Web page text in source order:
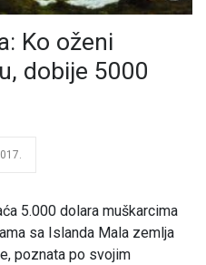
Ko oženi
dobije 5000
5.000 dolara muškarcima
sa Islanda Mala zemlja
poznata po svojim